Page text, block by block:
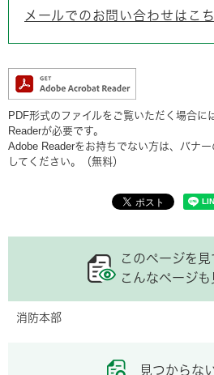
メールでのお問い合わせはこ
PDF形式のファイルをご覧いただく場合に
Readerが必要です。
Adobe Readerをお持ちでない方は、バナ
してください。（無料）
このページを
こんなページ
消防本部
見つからな